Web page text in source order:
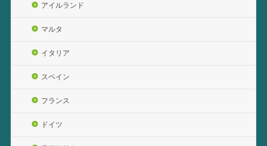
アイルランド
マルタ
イタリア
スペイン
フランス
ドイツ